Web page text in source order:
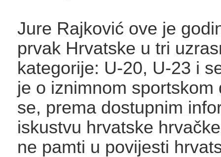
Jure Rajković ove je
prvak Hrvatske u tri
kategorije: U-20, U-23 i
je o iznimnom sportskom
se, prema dostupnim
iskustvu hrvatske
ne pamti u povijesti